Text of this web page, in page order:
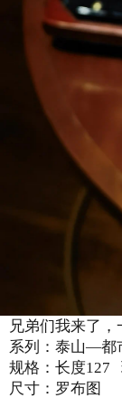
兄弟们我来了，
系列：泰山—都
规格：长度127
尺寸：罗布图